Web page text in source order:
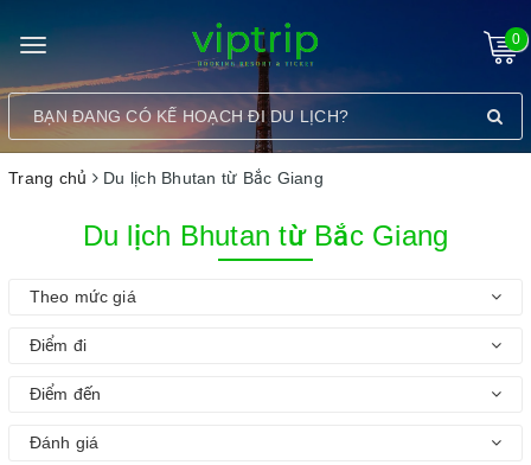
Toggle
navigation
0
Trang chủ Du lịch Bhutan từ Bắc Giang
Du lịch Bhutan từ Bắc Giang
Theo mức giá
Điểm đi
Điểm đến
Đánh giá